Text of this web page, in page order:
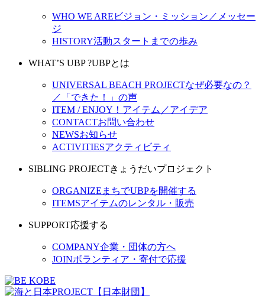
WHO WE ARE ビジョン・ミッション／メッセー
ジ
HISTORY活動スタートまでの歩み
WHAT’S UBP ?UBPとは
UNIVERSAL BEACH PROJECTなぜ必要なの？
／「できた！」の声
ITEM / ENJOY！ アイテム／アイデア
CONTACTお問い合わせ
NEWSお知らせ
ACTIVITIESアクティビティ
SIBLING PROJECTきょうだいプロジェクト
ORGANIZE まちでUBPを開催する
ITEMSアイテムのレンタル・販売
SUPPORT応援する
COMPANY企業・団体の方へ
JOINボランティア・寄付で応援